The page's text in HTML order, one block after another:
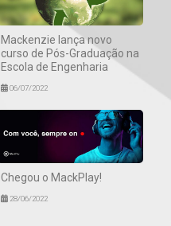
Mackenzie lança novo
curso de Pós-Graduação na
Escola de Engenharia
06/07/2022
Chegou o MackPlay!
28/06/2022